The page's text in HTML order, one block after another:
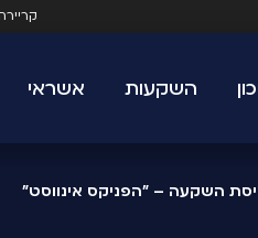
השקעות אשראי
השקעה – "הפניקס אינווסט"